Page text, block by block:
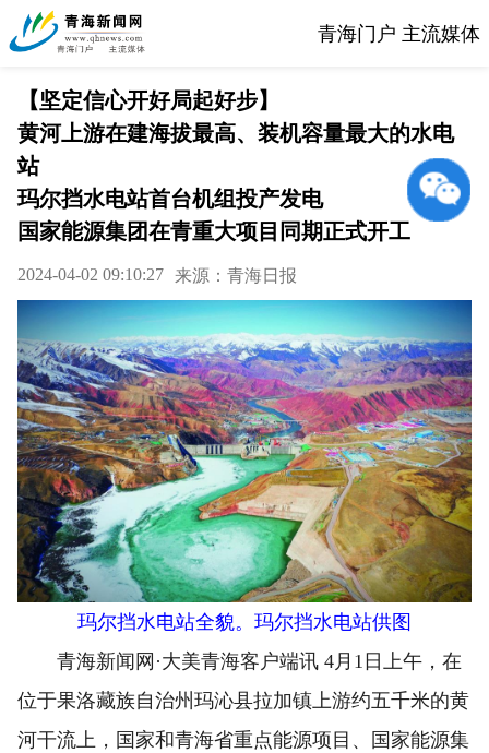
青海门户 主流媒体
【坚定信心开好局起好步】
黄河上游在建海拔最高、装机容量最大的水电
站
玛尔挡水电站首台机组投产发电
国家能源集团在青重大项目同期正式开工
2024-04-02 09:10:27 来源：青海日报
玛尔挡水电站全貌。玛尔挡水电站供图
青海新闻网·大美青海客户端讯 4月1日上午，在
位于果洛藏族自治州玛沁县拉加镇上游约五千米的黄
河干流上，国家和青海省重点能源项目、国家能源集